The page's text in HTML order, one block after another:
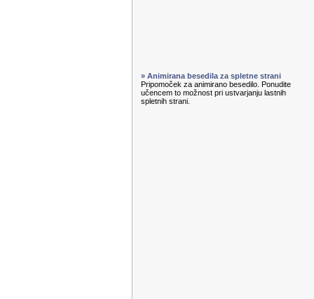
» Animirana besedila za spletne strani
Pripomoček za animirano besedilo. Ponudite
učencem to možnost pri ustvarjanju lastnih
spletnih strani.